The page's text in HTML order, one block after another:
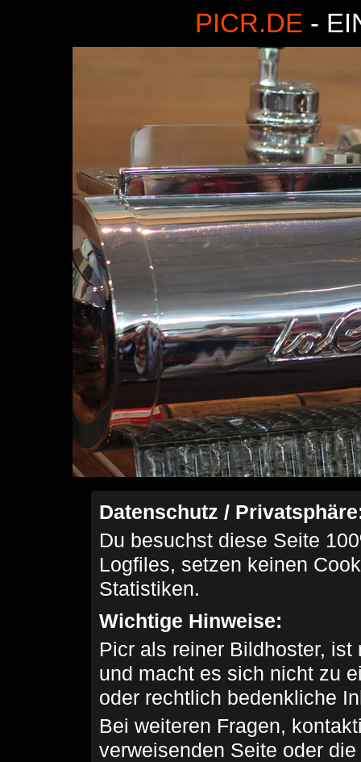
PICR.DE -
Datenschutz /
Du besuchst diese Seite
Logfiles, setzen keinen
Statistiken.
Wichtige Hinweise:
Picr als reiner Bildhoster,
und macht es sich nicht zu
oder rechtlich bedenkliche
Bei weiteren Fragen,
verweisenden Seite oder